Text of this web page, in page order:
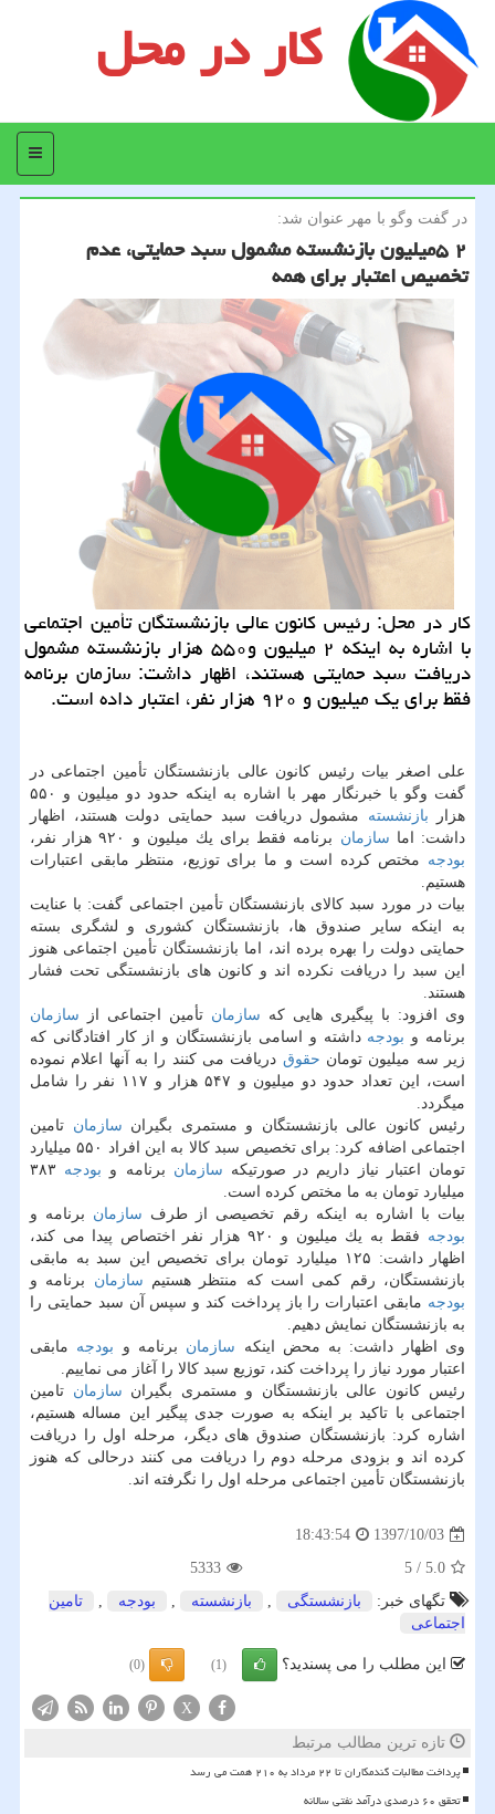
کار در محل
منو
در گفت وگو با مهر عنوان شد:
۲ ۵میلیون بازنشسته مشمول سبد حمایتی، عدم
تخصیص اعتبار برای همه
كار در محل: رئیس كانون عالی بازنشستگان تأمین اجتماعی
با اشاره به اینكه ۲ میلیون و۵۵۰ هزار بازنشسته مشمول
دریافت سبد حمایتی هستند، اظهار داشت: سازمان برنامه
فقط برای یك میلیون و ۹۲۰ هزار نفر، اعتبار داده است.
علی اصغر بیات رئیس كانون عالی بازنشستگان تأمین اجتماعی در
گفت وگو با خبرنگار مهر با اشاره به اینكه حدود دو میلیون و ۵۵۰
هزار بازنشسته مشمول دریافت سبد حمایتی دولت هستند، اظهار
داشت: اما سازمان برنامه فقط برای یك میلیون و ۹۲۰ هزار نفر،
بودجه مختص كرده است و ما برای توزیع، منتظر مابقی اعتبارات
هستیم.
بیات در مورد سبد كالای بازنشستگان تأمین اجتماعی گفت: با عنایت
به اینكه سایر صندوق ها، بازنشستگان كشوری و لشگری بسته
حمایتی دولت را بهره برده اند، اما بازنشستگان تأمین اجتماعی هنوز
این سبد را دریافت نكرده اند و كانون های بازنشستگی تحت فشار
هستند.
وی افزود: با پیگیری هایی كه سازمان تأمین اجتماعی از سازمان
برنامه و بودجه داشته و اسامی بازنشستگان و از كار افتادگانی كه
زیر سه میلیون تومان حقوق دریافت می كنند را به آنها اعلام نموده
است، این تعداد حدود دو میلیون و ۵۴۷ هزار و ۱۱۷ نفر را شامل
میگردد.
رئیس كانون عالی بازنشستگان و مستمری بگیران سازمان تامین
اجتماعی اضافه كرد: برای تخصیص سبد كالا به این افراد ۵۵۰ میلیارد
تومان اعتبار نیاز داریم در صورتیكه سازمان برنامه و بودجه ۳۸۳
میلیارد تومان به ما مختص كرده است.
بیات با اشاره به اینكه رقم تخصیصی از طرف سازمان برنامه و
بودجه
فقط به یك میلیون و ۹۲۰ هزار نفر اختصاص پیدا می كند،
اظهار داشت: ۱۲۵ میلیارد تومان برای تخصیص این سبد به مابقی
بازنشستگان، رقم كمی است كه منتظر هستیم سازمان برنامه و
بودجه مابقی اعتبارات را باز پرداخت كند و سپس آن سبد حمایتی را
به بازنشستگان نمایش دهیم.
وی اظهار داشت: به محض اینكه سازمان برنامه و بودجه مابقی
اعتبار مورد نیاز را پرداخت كند، توزیع سبد كالا را آغاز می نماییم.
رئیس كانون عالی بازنشستگان و مستمری بگیران سازمان تامین
اجتماعی با تاكید بر اینكه به صورت جدی پیگیر این مساله هستیم،
اشاره كرد: بازنشستگان صندوق های دیگر، مرحله اول را دریافت
كرده اند و بزودی مرحله دوم را دریافت می كنند درحالی كه هنوز
بازنشستگان تأمین اجتماعی مرحله اول را نگرفته اند.
1397/10/03
18:43:54
5.0
/
5
5333
تگهای خبر:
بازنشستگی , بازنشسته , بودجه ,
تامین
اجتماعی
این مطلب را می پسندید؟ (1)
(0)
X
تازه ترین مطالب مرتبط
پرداخت مطالبات گندمکاران تا ۲۲ مرداد به ۲۱۰ همت می رسد
تحقق ۶۰ درصدی درآمد نفتی سالانه